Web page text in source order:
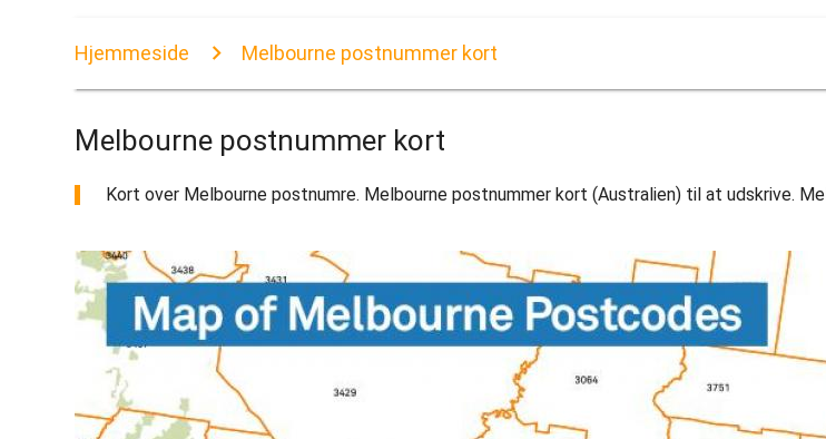
Hjemmeside Melbourne postnummer kort
Melbourne postnummer kort
Kort over Melbourne postnumre. Melbourne postnummer kort (Australien) til at udskrive.